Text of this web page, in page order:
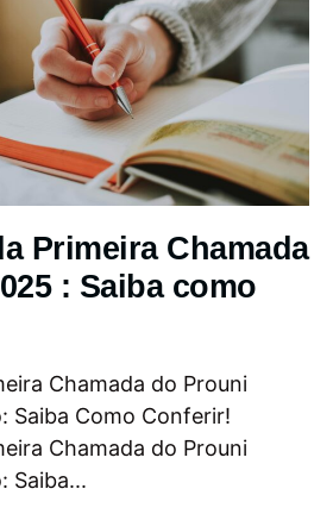
Primeira Chamada
: Saiba como
Chamada do Prouni
Saiba Como Conferir!
Chamada do Prouni
Saiba...